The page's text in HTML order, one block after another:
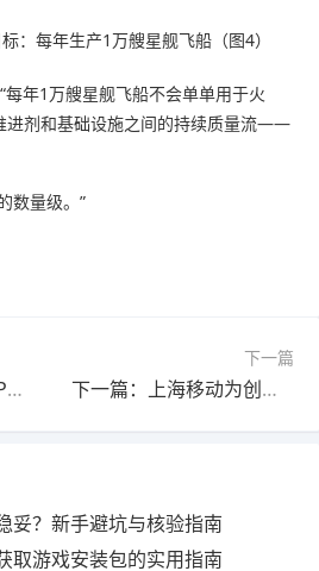
每年1万艘星舰飞船不会单单用于火
进剂和基础设施之间的持续质量流——
数量级。”
上一篇：《007》新作PC配置单翻车！写的CPU根本不存在
下一篇
下一篇：上海移动为创收逼迫员工上门断网？回应:造谣 已报案
妥？新手避坑与核验指南
取游戏安装包的实用指南